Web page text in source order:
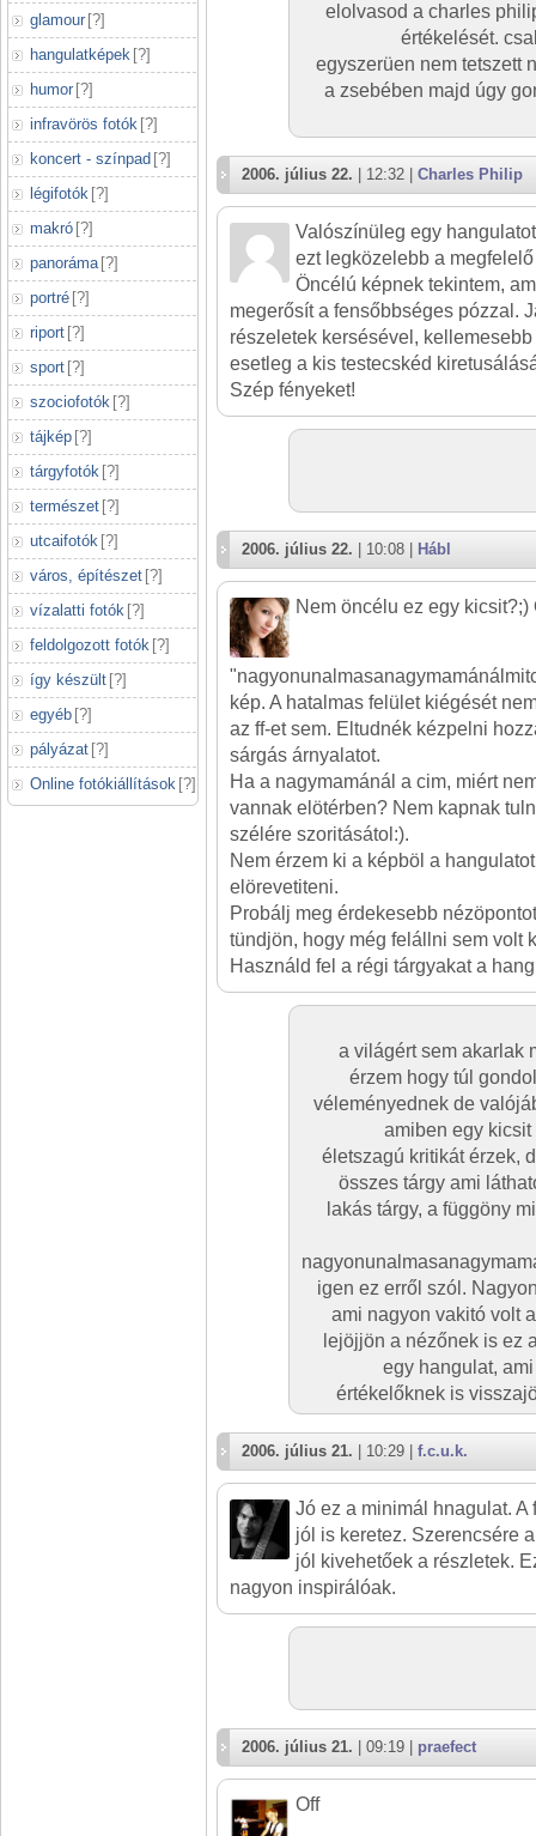
glamour [?]
hangulatképek [?]
humor [?]
infravörös fotók [?]
koncert - színpad [?]
légifotók [?]
makró [?]
panoráma [?]
portré [?]
riport [?]
sport [?]
szociofotók [?]
tájkép [?]
tárgyfotók [?]
természet [?]
utcaifotók [?]
város, építészet [?]
vízalatti fotók [?]
feldolgozott fotók [?]
így készült [?]
egyéb [?]
pályázat [?]
Online fotókiállítások [?]
elolvasod a charles
értékelését.
egyszerüen nem tetszett
a zsebében majd úgy
2006. július 22. | 12:32 | Charles Philip
Valószínüleg egy
ezt legközelebb a
Öncélú képnek tekintem,
megerősít a fensőbbséges pózzal.
részeletek kersésével,
esetleg a kis testecskéd
Szép fényeket!
2006. július 22. | 10:08 | Hábl
Nem öncélu ez egy kicsit?;)
kép. A hatalmas felület kiégését
az ff-et sem. Eltudnék kézpelni
sárgás árnyalatot.
Ha a nagymamánál a cim, miért
vannak elötérben? Nem kapnak
szélére szoritásátol:).
Nem érzem ki a képböl a
elörevetiteni.
Probálj meg érdekesebb
tündjön, hogy még felállni sem volt
Használd fel a régi tárgyakat a
a világért sem akarlak
érzem hogy túl
véleményednek de
amiben egy
életszagú kritikát érzek,
összes tárgy ami
lakás tárgy, a függöny
igen ez erről szól.
ami nagyon vakitó volt
lejöjjön a nézőnek is ez
egy hangulat,
értékelőknek is
2006. július 21. | 10:29 | f.c.u.k.
Jó ez a minimál hnagulat.
jól is keretez. Szerencsére
jól kivehetőek a részletek.
nagyon inspirálóak.
2006. július 21. | 09:19 | praefect
Off